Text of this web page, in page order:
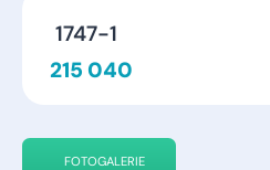
1747-1
215 040
FOTOGALERIE